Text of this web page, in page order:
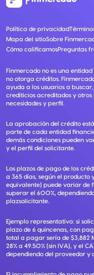
Política de privacidad
Mapa del sitioSobre
Cómo calificamosPreguntas
Finmercado no es una
no otorga créditos.
ayuda a los usuarios a
crediticios acreditados y otros
necesidades y perfil.
La aprobación del crédito
parte de cada entidad
demás condiciones pueden
y el perfil del solicitante.
Los plazos de pago de los
a 365 días, según el producto
equivalente) puede variar de
superar el 600%,
plazsolicitante.
Ejemplo representativo: si
plazo de 6 quincenas, con
total a pagar sería de $3,882
28% a 49.50% (sin IVA), y el
dependiendo del proveedor y